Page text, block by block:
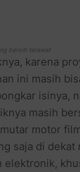
bersih terawat
karena
ini masih
isinya,
masih
motor
saja di dekat
elektronik,